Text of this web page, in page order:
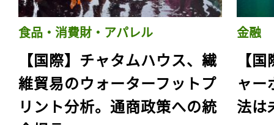
食品・消費財・アパレル
【国際】チャタムハウス、繊
維貿易のウォーターフットプ
リント分析。通商政策への統
金融
【
ャー
法は